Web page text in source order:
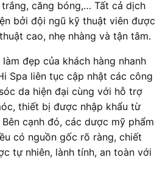
căng bóng,… Tất cả dịch
bởi đội ngũ kỹ thuật viên được
cao, nhẹ nhàng và tận tâm.
đẹp của khách hàng nhanh
Spa liên tục cập nhật các công
da hiện đại cùng với hỗ trợ
thiết bị được nhập khẩu từ
cạnh đó, các dược mỹ phẩm
có nguồn gốc rõ ràng, chiết
tự nhiên, lành tính, an toàn với